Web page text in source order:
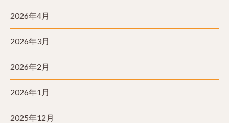
2026年4月
2026年3月
2026年2月
2026年1月
2025年12月